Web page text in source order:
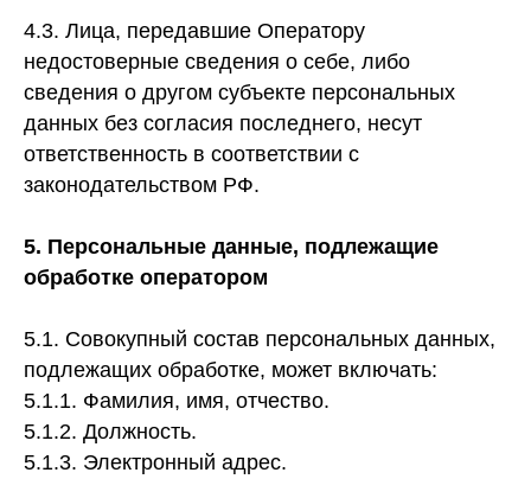
4.3. Лица, передавшие Оператору
недостоверные сведения о себе, либо
сведения о другом субъекте персональных
данных без согласия последнего, несут
ответственность в соответствии с
законодательством РФ.
5. Персональные данные, подлежащие
обработке оператором
5.1. Совокупный состав персональных данных,
подлежащих обработке, может включать:
5.1.1. Фамилия, имя, отчество.
5.1.2. Должность.
5.1.3. Электронный адрес.